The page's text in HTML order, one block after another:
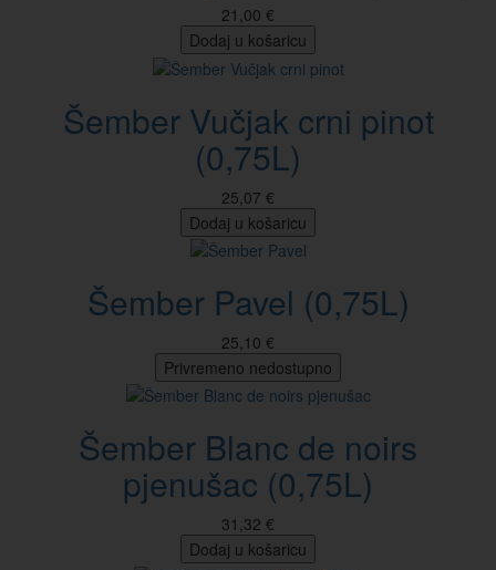
21,00 €
Dodaj u košaricu
Šember Vučjak crni pinot
(0,75L)
25,07 €
Dodaj u košaricu
Šember Pavel (0,75L)
25,10 €
Privremeno nedostupno
Šember Blanc de noirs
pjenušac (0,75L)
31,32 €
Dodaj u košaricu